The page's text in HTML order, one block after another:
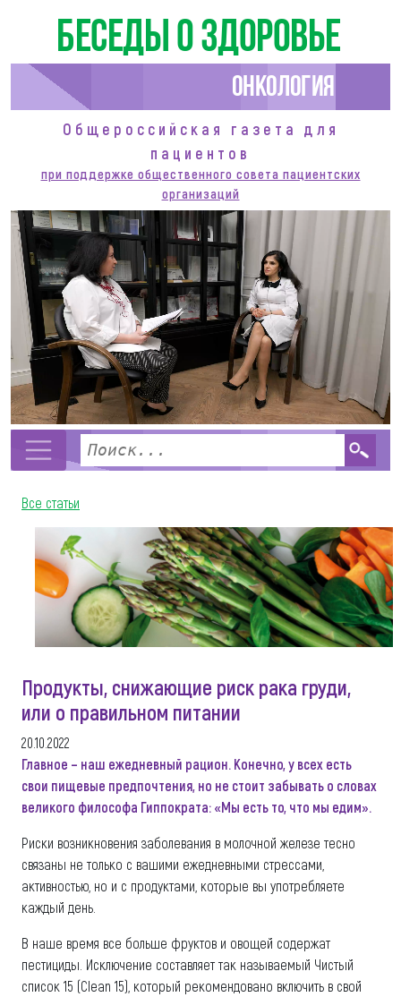
Беседы о здоровье
Онкология
Общероссийская газета для
пациентов
при поддержке общественного совета пациентских
организаций
Все статьи
Продукты, снижающие риск рака груди,
или о правильном питании
20.10.2022
Главное – наш ежедневный рацион. Конечно, у всех есть
свои пищевые предпочтения, но не стоит забывать о словах
великого философа Гиппократа: «Мы есть то, что мы едим».
Риски возникновения заболевания в молочной железе тесно
связаны не только с вашими ежедневными стрессами,
активностью, но и с продуктами, которые вы употребляете
каждый день.
В наше время все больше фруктов и овощей содержат
пестициды. Исключение составляет так называемый Чистый
список 15 (Clean 15), который рекомендовано включить в свой